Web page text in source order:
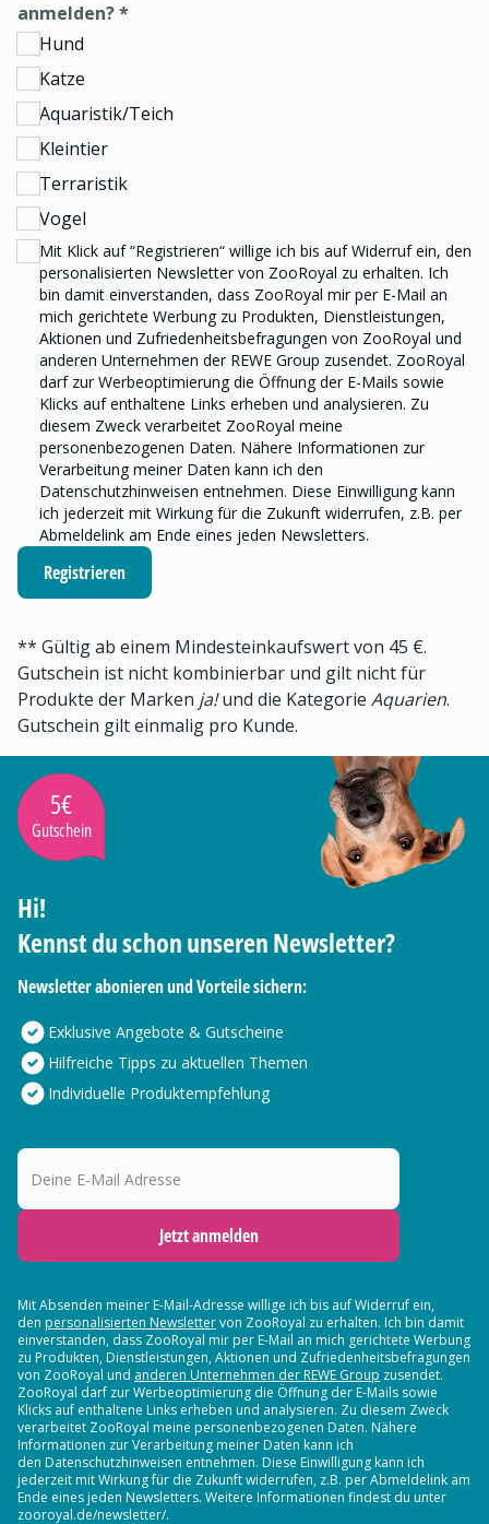
anmelden?*
Hund
Katze
Aquaristik/Teich
Kleintier
Terraristik
Vogel
Mit Klick auf “Registrieren“ willige ich bis auf Widerruf ein, den
personalisierten Newslettervon ZooRoyal zu erhalten. Ich
bin damit einverstanden, dass ZooRoyal mir per E-Mail an
mich gerichtete Werbung zu Produkten, Dienstleistungen,
Aktionen und Zufriedenheitsbefragungen von ZooRoyal und
anderen Unternehmen der REWE Group zusendet. ZooRoyal
darf zur Werbeoptimierung die Öffnung der E-Mails sowie
Klicks auf enthaltene Links erheben und analysieren. Zu
diesem Zweck verarbeitet ZooRoyal meine
personenbezogenen Daten. Nähere Informationen zur
Verarbeitung meiner Daten kann ich den
Datenschutzhinweisen entnehmen. Diese Einwilligung kann
ich jederzeit mit Wirkung für die Zukunft widerrufen, z.B. per
Abmeldelink am Ende eines jeden Newsletters.
Registrieren
** Gültig ab einem Mindesteinkaufswert von 45 €.
Gutschein ist nicht kombinierbar und gilt nicht für
Produkte der Marken ja!und die Kategorie Aquarien.
Gutschein gilt einmalig pro Kunde.
5€
Gutschein
Hi!
Kennst du schon unseren Newsletter?
Newsletter abonieren und Vorteile sichern:
Exklusive Angebote & Gutscheine
Hilfreiche Tipps zu aktuellen Themen
Individuelle Produktempfehlung
Deine E-Mail Adresse
Jetzt anmelden
Mit Absenden meiner E-Mail-Adresse willige ich bis auf Widerruf ein,
den personalisierten Newslettervon ZooRoyal zu erhalten. Ich bin damit
einverstanden, dass ZooRoyal mir per E-Mail an mich gerichtete Werbung
zu Produkten, Dienstleistungen, Aktionen und Zufriedenheitsbefragungen
von ZooRoyal und anderen Unternehmen der REWE Group zusendet.
ZooRoyal darf zur Werbeoptimierung die Öffnung der E-Mails sowie
Klicks auf enthaltene Links erheben und analysieren. Zu diesem Zweck
verarbeitet ZooRoyal meine personenbezogenen Daten. Nähere
Informationen zur Verarbeitung meiner Daten kann ich
den Datenschutzhinweisen entnehmen. Diese Einwilligung kann ich
jederzeit mit Wirkung für die Zukunft widerrufen, z.B. per Abmeldelink am
Ende eines jeden Newsletters. Weitere Informationen findest du unter
zooroyal.de/newsletter/.